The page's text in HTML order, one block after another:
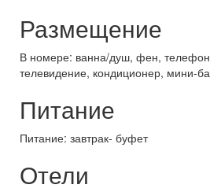
Размещение
В номере: ванна/душ, фен,
телевидение, кондиционер, мини-
Питание
Питание: завтрак- буфет
Отели